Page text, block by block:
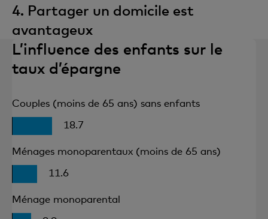
4. Partager un domicile est
avantageux
L’influence des enfants sur le
taux d’épargne
Couples (moins de 65 ans) sans enfants
18.7
Ménages monoparentaux (moins de 65 ans)
11.6
Ménage monoparental